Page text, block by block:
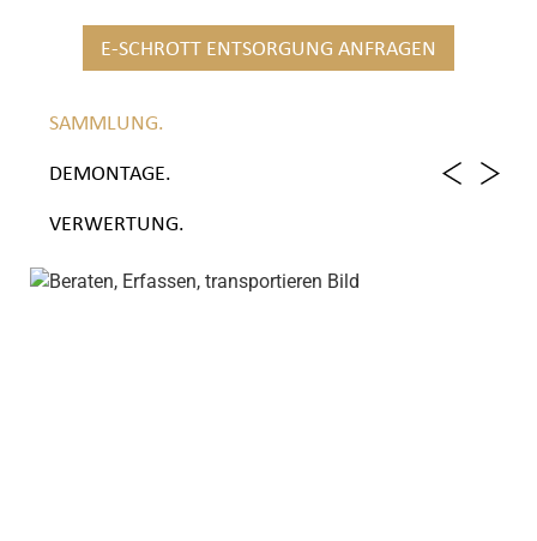
E-SCHROTT ENTSORGUNG ANFRAGEN
SAMMLUNG.
DEMONTAGE.
VERWERTUNG.